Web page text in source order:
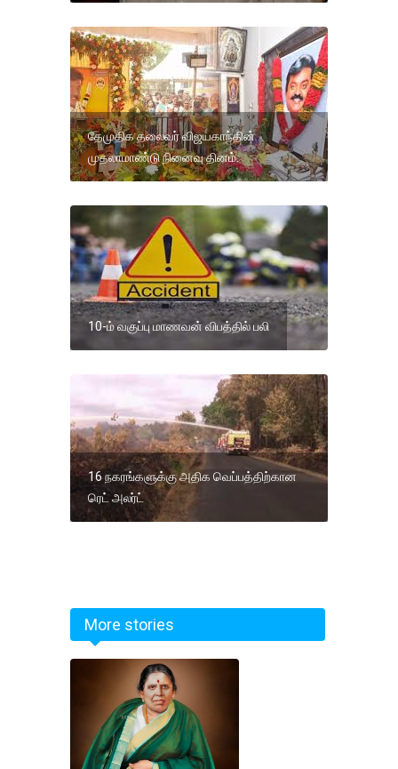
தேமுதிக தலைவர் விஜயகாந்தின்
முதலாமாண்டு நினைவு தினம்.
10-ம் வகுப்பு மாணவன் விபத்தில் பலி
16 நகரங்களுக்கு அதிக வெப்பத்திற்கான
ரெட் அலர்ட்
More stories